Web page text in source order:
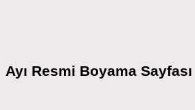
Ayı Resmi Boyama Sayfası